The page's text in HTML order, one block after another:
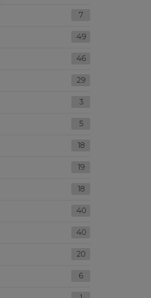
7
49
46
29
3
5
18
19
18
40
40
20
6